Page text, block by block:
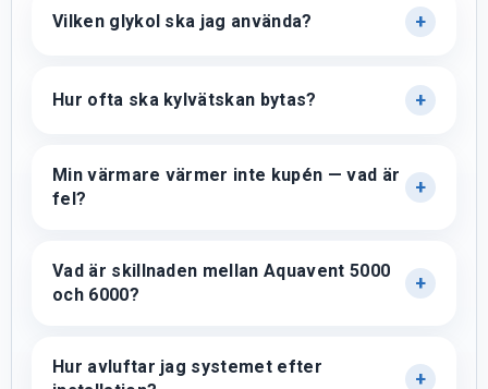
Vilken glykol ska jag använda?
Hur ofta ska kylvätskan bytas?
Min värmare värmer inte kupén — vad är
fel?
Vad är skillnaden mellan Aquavent 5000
och 6000?
Hur avluftar jag systemet efter